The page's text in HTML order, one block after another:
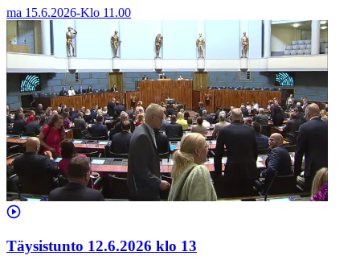
ma 15.6.2026-Klo 11.00
Täysistunto 12.6.2026 klo 13